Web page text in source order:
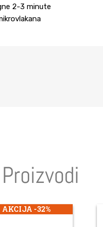
2-3 minute
AKCIJA -32%